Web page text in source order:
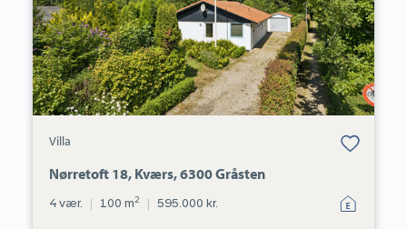
Villa
Bolig er gemt
under dine
Nørretoft 18, Kværs, 6300 Gråsten
4 vær. | 100 m2 | 595.000 kr.